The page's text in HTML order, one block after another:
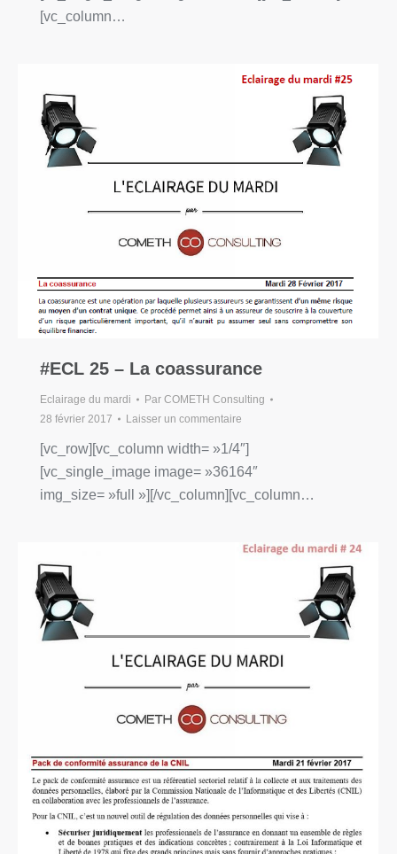
[vc_column…
#ECL 25 – La coassurance
Eclairage du mardi Par COMETH Consulting
28 février 2017
Laisser un commentaire
[vc_row][vc_column width= »1/4″]
[vc_single_image image= »36164″
img_size= »full »][/vc_column][vc_column…